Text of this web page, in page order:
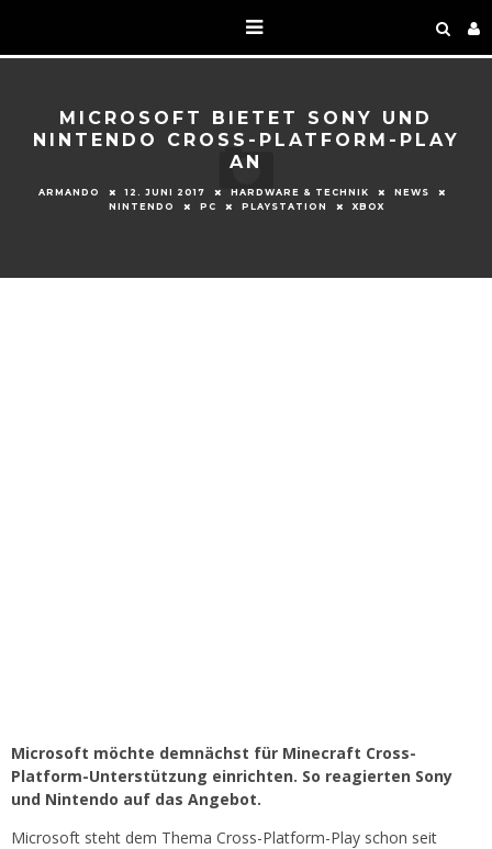
MICROSOFT BIETET SONY UND
NINTENDO CROSS-PLATFORM-PLAY
AN
ARMANDO 12. JUNI 2017 HARDWARE & TECHNIK
NEWS
NINTENDO
PC PLAYSTATION XBOX
Microsoft möchte demnächst für Minecraft Cross-
Platform-Unterstützung einrichten. So reagierten Sony
und Nintendo auf das Angebot.
Microsoft steht dem Thema Cross-Platform-Play schon seit